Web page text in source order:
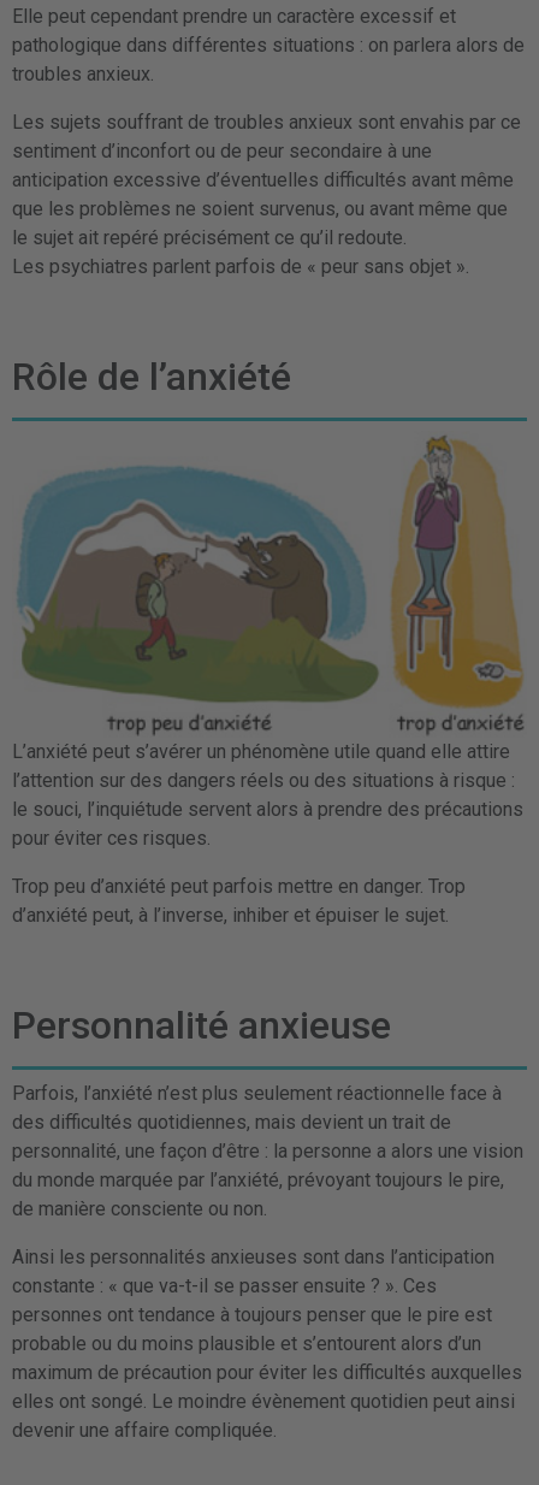
Elle peut cependant prendre un caractère excessif et
pathologique dans différentes situations : on parlera alors de
troubles anxieux.
Les sujets souffrant de troubles anxieux sont envahis par ce
sentiment d’inconfort ou de peur secondaire à une
anticipation excessive d’éventuelles difficultés avant même
que les problèmes ne soient survenus, ou avant même que
le sujet ait repéré précisément ce qu’il redoute.
Les psychiatres parlent parfois de « peur sans objet ».
Rôle de l’anxiété
L’anxiété peut s’avérer un phénomène utile quand elle attire
l’attention sur des dangers réels ou des situations à risque :
le souci, l’inquiétude servent alors à prendre des précautions
pour éviter ces risques.
Trop peu d’anxiété peut parfois mettre en danger. Trop
d’anxiété peut, à l’inverse, inhiber et épuiser le sujet.
Personnalité anxieuse
Parfois, l’anxiété n’est plus seulement réactionnelle face à
des difficultés quotidiennes, mais devient un trait de
personnalité, une façon d’être : la personne a alors une vision
du monde marquée par l’anxiété, prévoyant toujours le pire,
de manière consciente ou non.
Ainsi les personnalités anxieuses sont dans l’anticipation
constante : « que va-t-il se passer ensuite ? ». Ces
personnes ont tendance à toujours penser que le pire est
probable ou du moins plausible et s’entourent alors d’un
maximum de précaution pour éviter les difficultés auxquelles
elles ont songé. Le moindre évènement quotidien peut ainsi
devenir une affaire compliquée.